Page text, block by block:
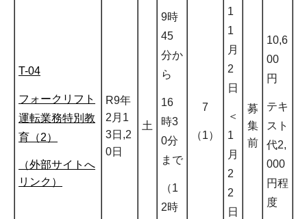
T-04
フォークリフト
運転業務特別教
育（2）
（外部サイトへ
リンク）
R9年
2月1
3日,2
0日
土
9時
45
分か
ら
16
時3
0分
まで
（1
2時
7
（1）
1
1
月
2
日
＜
1
月
2
2
日
募
集
前
10,6
00
円
テキ
スト
代2,
000
円程
度